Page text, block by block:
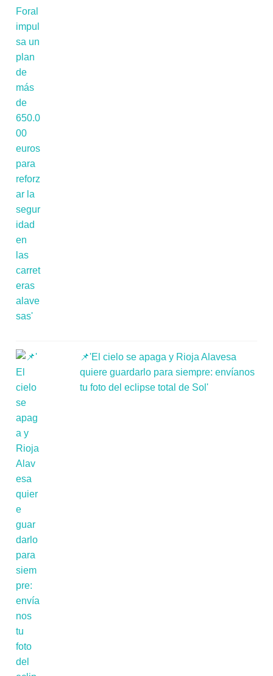
📌'El cielo se apaga y Rioja Alavesa
quiere guardarlo para siempre: envíanos
tu foto del eclipse total de Sol'